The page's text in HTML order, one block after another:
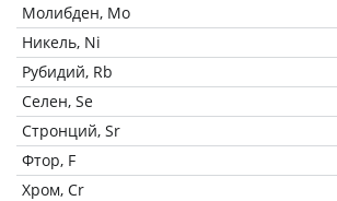
Молибден, Mo
Никель, Ni
Рубидий, Rb
Селен, Se
Стронций, Sr
Фтор, F
Хром, Cr